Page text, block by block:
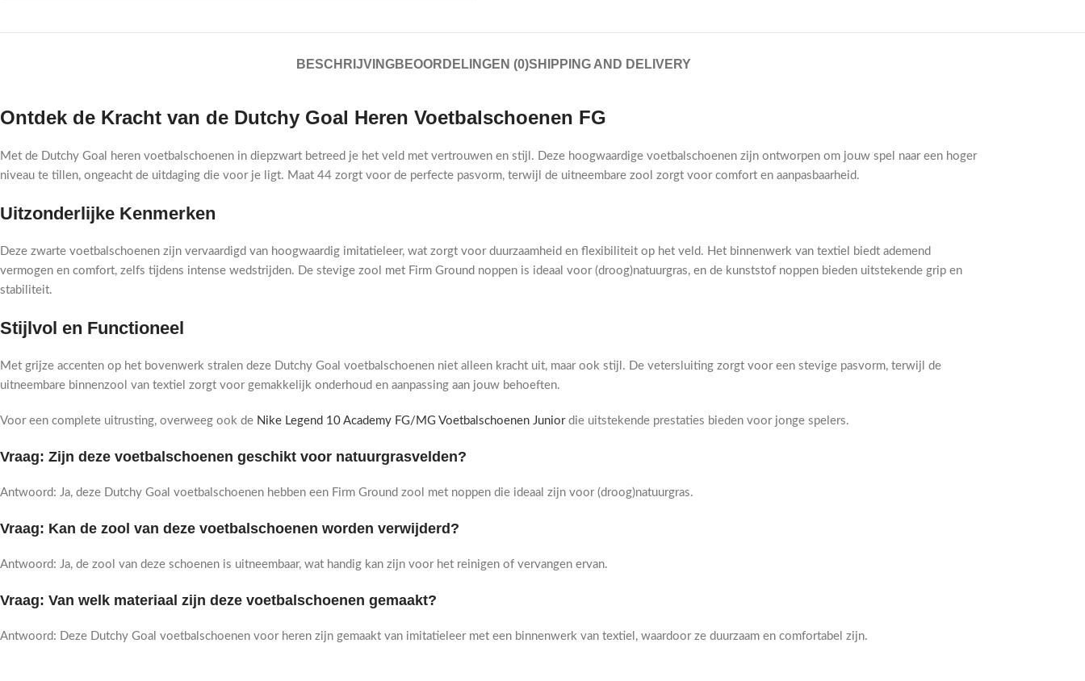
BESCHRIJVINGBEOORDELINGEN (0)SHIPPING AND DELIVERY
Ontdek de Kracht van de Dutchy Goal Heren Voetbalschoenen FG
Met de Dutchy Goal heren voetbalschoenen in diepzwart betreed je het veld met vertrouwen en stijl. Deze hoogwaardige voetbalschoenen zijn ontworpen om jouw spel naar een hoger
niveau te tillen, ongeacht de uitdaging die voor je ligt. Maat 44 zorgt voor de perfecte pasvorm, terwijl de uitneembare zool zorgt voor comfort en aanpasbaarheid.
Uitzonderlijke Kenmerken
Deze zwarte voetbalschoenen zijn vervaardigd van hoogwaardig imitatieleer, wat zorgt voor duurzaamheid en flexibiliteit op het veld. Het binnenwerk van textiel biedt ademend
vermogen en comfort, zelfs tijdens intense wedstrijden. De stevige zool met Firm Ground noppen is ideaal voor (droog)natuurgras, en de kunststof noppen bieden uitstekende grip en
stabiliteit.
Stijlvol en Functioneel
Met grijze accenten op het bovenwerk stralen deze Dutchy Goal voetbalschoenen niet alleen kracht uit, maar ook stijl. De vetersluiting zorgt voor een stevige pasvorm, terwijl de
uitneembare binnenzool van textiel zorgt voor gemakkelijk onderhoud en aanpassing aan jouw behoeften.
Voor een complete uitrusting, overweeg ook de Nike Legend 10 Academy FG/MG Voetbalschoenen Juniordie uitstekende prestaties bieden voor jonge spelers.
Vraag: Zijn deze voetbalschoenen geschikt voor natuurgrasvelden?
Antwoord: Ja, deze Dutchy Goal voetbalschoenen hebben een Firm Ground zool met noppen die ideaal zijn voor (droog)natuurgras.
Vraag: Kan de zool van deze voetbalschoenen worden verwijderd?
Antwoord: Ja, de zool van deze schoenen is uitneembaar, wat handig kan zijn voor het reinigen of vervangen ervan.
Vraag: Van welk materiaal zijn deze voetbalschoenen gemaakt?
Antwoord: Deze Dutchy Goal voetbalschoenen voor heren zijn gemaakt van imitatieleer met een binnenwerk van textiel, waardoor ze duurzaam en comfortabel zijn.